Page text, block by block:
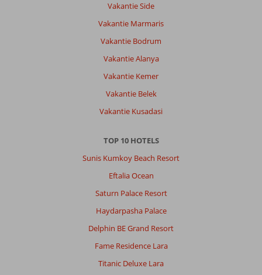
Vakantie Side
Vakantie Marmaris
Vakantie Bodrum
Vakantie Alanya
Vakantie Kemer
Vakantie Belek
Vakantie Kusadasi
TOP 10 HOTELS
Sunis Kumkoy Beach Resort
Eftalia Ocean
Saturn Palace Resort
Haydarpasha Palace
Delphin BE Grand Resort
Fame Residence Lara
Titanic Deluxe Lara